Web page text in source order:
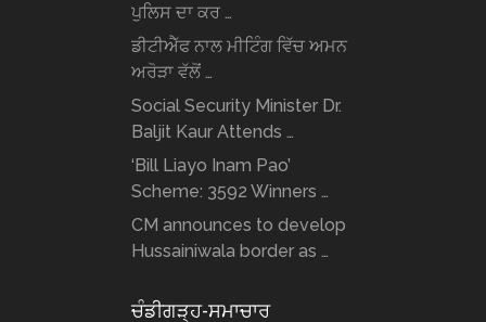
ਪੁਲਿਸ ਦਾ ਕਰ …
ਡੀਟੀਐੱਫ ਨਾਲ ਮੀਟਿੰਗ ਵਿੱਚ ਅਮਨ
ਅਰੋੜਾ ਵੱਲੋਂ …
Social Security Minister Dr.
Baljit Kaur Attends …
‘Bill Liayo Inam Pao’
Scheme: 3592 Winners …
CM announces to develop
Hussainiwala border as …
ਚੰਡੀਗੜ੍ਹ-ਸਮਾਚਾਰ